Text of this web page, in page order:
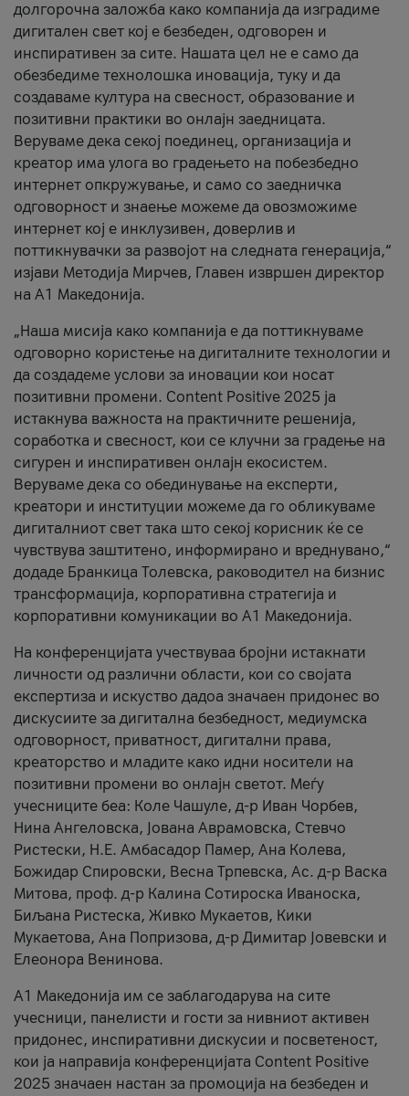
долгорочна заложба како компанија да изградиме
дигитален свет кој е безбеден, одговорен и
инспиративен за сите. Нашата цел не е само да
обезбедиме технолошка иновација, туку и да
создаваме култура на свесност, образование и
позитивни практики во онлајн заедницата.
Веруваме дека секој поединец, организација и
креатор има улога во градењето на побезбедно
интернет опкружување, и само со заедничка
одговорност и знаење можеме да овозможиме
интернет кој е инклузивен, доверлив и
поттикнувачки за развојот на следната генерација,“
изјави Методија Мирчев, Главен извршен директор
на А1 Македонија.
„Наша мисија како компанија е да поттикнуваме
одговорно користење на дигиталните технологии и
да создадеме услови за иновации кои носат
позитивни промени. Content Positive 2025 ја
истакнува важноста на практичните решенија,
соработка и свесност, кои се клучни за градење на
сигурен и инспиративен онлајн екосистем.
Веруваме дека со обединување на експерти,
креатори и институции можеме да го обликуваме
дигиталниот свет така што секој корисник ќе се
чувствува заштитено, информирано и вреднувано,“
додаде Бранкица Толевска, раководител на бизнис
трансформација, корпоративна стратегија и
корпоративни комуникации во А1 Македонија.
На конференцијата учествуваа бројни истакнати
личности од различни области, кои со својата
експертиза и искуство дадоа значаен придонес во
дискусиите за дигитална безбедност, медиумска
одговорност, приватност, дигитални права,
креаторство и младите како идни носители на
позитивни промени во онлајн светот. Меѓу
учесниците беа: Коле Чашуле, д-р Иван Чорбев,
Нина Ангеловска, Јована Аврамовска, Стевчо
Ристески, Н.Е. Амбасадор Памер, Ана Колева,
Божидар Спировски, Весна Трпевска, Ас. д-р Васка
Митова, проф. д-р Калина Сотироска Иваноска,
Биљана Ристеска, Живко Мукаетов, Кики
Мукаетова, Ана Попризова, д-р Димитар Јовевски и
Елеонора Венинова.
А1 Македонија им се заблагодарува на сите
учесници, панелисти и гости за нивниот активен
придонес, инспиративни дискусии и посветеност,
кои ја направија конференцијата Content Positive
2025 значаен настан за промоција на безбеден и